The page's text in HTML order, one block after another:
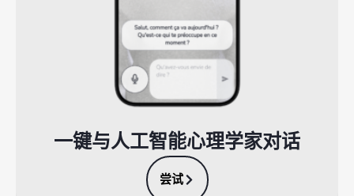
一键与人工智能心理学家对话
尝试